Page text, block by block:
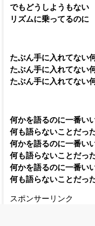
でもどうしようもない
リズムに乗ってるのに
たぶん手に入れてない
たぶん手に入れてない
たぶん手に入れてない
何かを語るのに一番い
何も語らないことだっ
何かを語るのに一番い
何も語らないことだっ
何かを語るのに一番い
何も語らないことだっ
スポンサーリンク